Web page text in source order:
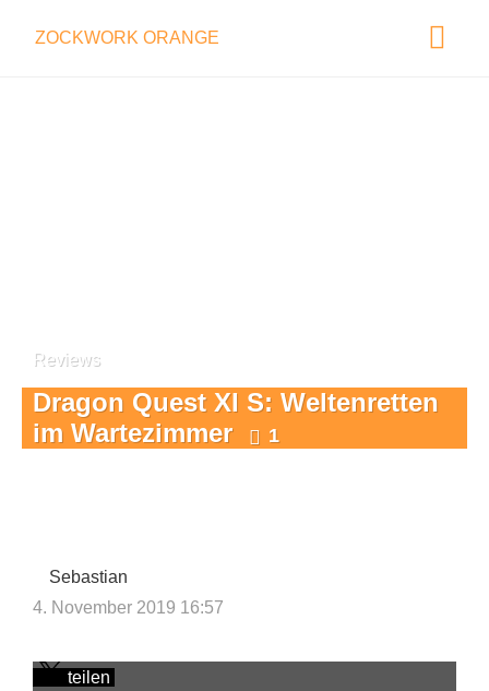
ZOCKWORK ORANGE
Reviews
Dragon Quest XI S: Weltenretten
im Wartezimmer
1
Sebastian
4. November 2019 16:57
teilen